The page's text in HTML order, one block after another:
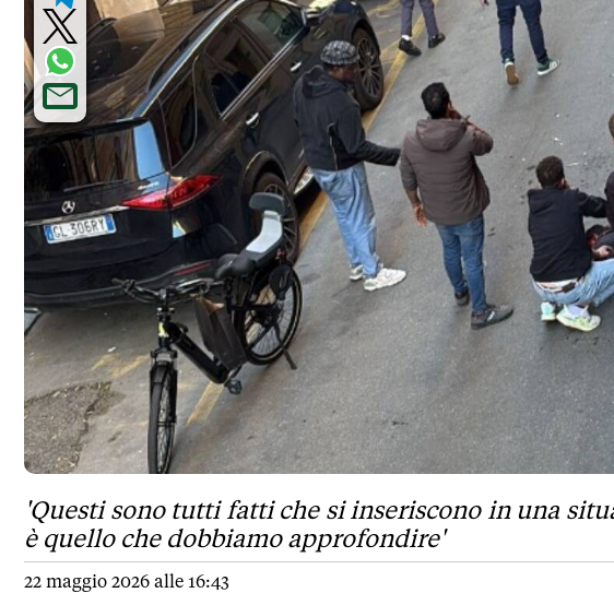
'Questi sono tutti fatti che si inseriscono in una
è quello che dobbiamo approfondire'
22 maggio 2026 alle 16:43